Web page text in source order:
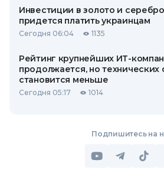
Инвестиции в золото и
придется платить украинцам
Сегодня 06:04 1135
Рейтинг крупнейших ИТ-
продолжается, но технических
становится меньше
Сегодня 05:17 1014
Подпишитесь на